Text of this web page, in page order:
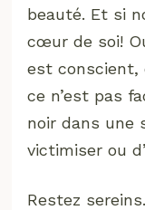
beauté. Et si
cœur de soi!
est conscient,
ce n’est pas
noir dans une
victimiser ou
Restez